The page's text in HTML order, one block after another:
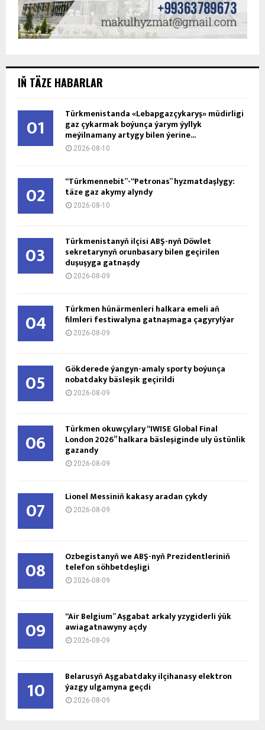
IŇ TÄZE HABARLAR
01 Türkmenistanda «Lebapgazçykaryş» müdirligi
gaz çykarmak boýunça ýarym ýyllyk
meýilnamany artygy bilen ýerine...
2026-08-10
02 “Türkmennebit”-“Petronas” hyzmatdaşlygy:
täze gaz akymy alyndy
2026-08-10
03 Türkmenistanyň ilçisi ABŞ-nyň Döwlet
sekretarynyň orunbasary bilen geçirilen
duşuşyga gatnaşdy
2026-08-09
04 Türkmen hünärmenleri halkara emeli aň
filmleri festiwalyna gatnaşmaga çagyrylýar
2026-08-09
05 Gökderede ýangyn-amaly sporty boýunça
nobatdaky bäsleşik geçirildi
2026-08-09
06 Türkmen okuwçylary “IWISE Global Final
London 2026” halkara bäsleşiginde uly üstünlik
gazandy
2026-08-09
07 Lionel Messiniň kakasy aradan çykdy
2026-08-09
08 Özbegistanyň we ABŞ-nyň Prezidentleriniň
telefon söhbetdeşligi
2026-08-09
09 “Air Belgium” Aşgabat arkaly yzygiderli ýük
awiagatnawyny açdy
2026-08-09
10 Belarusyň Aşgabatdaky ilçihanasy elektron
ýazgy ulgamyna geçdi
2026-08-09